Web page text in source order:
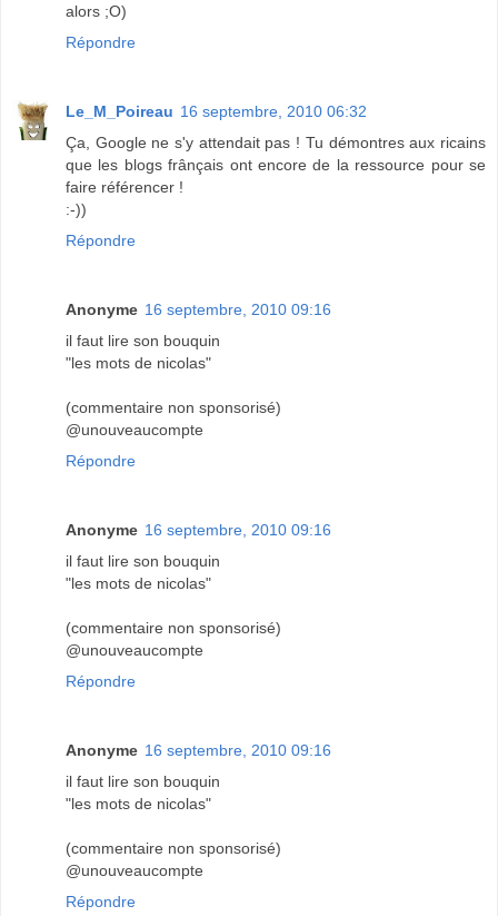
alors ;O)
Répondre
Le_M_Poireau 16 septembre, 2010 06:32
Ça, Google ne s'y attendait pas ! Tu démontres aux ricains
que les blogs frânçais ont encore de la ressource pour se
faire référencer !
:-))
Répondre
Anonyme 16 septembre, 2010 09:16
il faut lire son bouquin
"les mots de nicolas"
(commentaire non sponsorisé)
@unouveaucompte
Répondre
Anonyme 16 septembre, 2010 09:16
il faut lire son bouquin
"les mots de nicolas"
(commentaire non sponsorisé)
@unouveaucompte
Répondre
Anonyme 16 septembre, 2010 09:16
il faut lire son bouquin
"les mots de nicolas"
(commentaire non sponsorisé)
@unouveaucompte
Répondre